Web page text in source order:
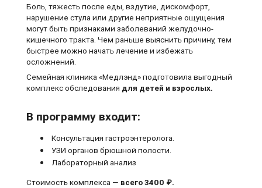
Боль, тяжесть после еды, вздутие, дискомфорт,
нарушение стула или другие неприятные ощущения
могут быть признаками заболеваний желудочно-
кишечного тракта. Чем раньше выяснить причину, тем
быстрее можно начать лечение и избежать
осложнений.
Семейная клиника «Медлэнд» подготовила выгодный
комплекс обследования для детей и взрослых.
В программу входит:
Консультация гастроэнтеролога.
УЗИ органов брюшной полости.
Лабораторный анализ
Стоимость комплекса — всего 3400 ₽.